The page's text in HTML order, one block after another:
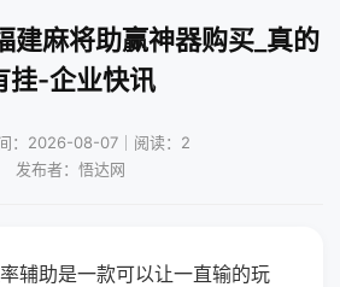
建麻将助赢神器购买_真的
挂-企业快讯
：2026-08-07｜阅读：2
发布者：悟达网
辅助是一款可以让一直输的玩